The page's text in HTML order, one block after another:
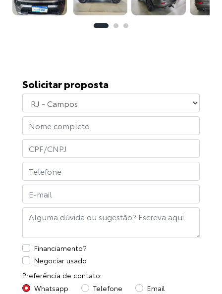
Solicitar proposta
Financiamento?
Negociar usado
Preferência de contato:
Whatsapp
Telefone Email